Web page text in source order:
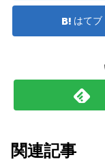
はてブ
関連記事